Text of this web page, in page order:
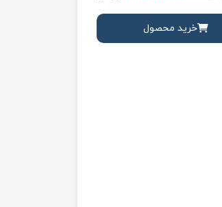
خرید محصول